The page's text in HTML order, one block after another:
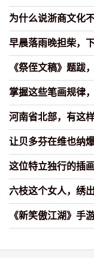
为什么说浙商文化
早晨落雨晚担柴，
《祭侄文稿》题跋
掌握这些笔画规律
河南省北部，有这
让贝多芬在维也纳
这位特立独行的插
六枝这个女人，绣
《新笑傲江湖》手